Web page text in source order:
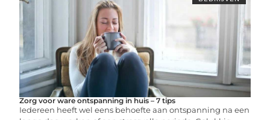
Zorg voor ware ontspanning in huis – 7 tips
Iedereen heeft wel eens behoefte aan ontspanning na een